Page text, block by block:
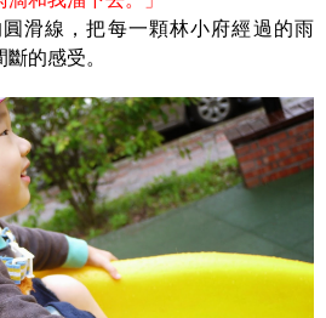
滑線，把每一顆林小府經過的雨
的感受。